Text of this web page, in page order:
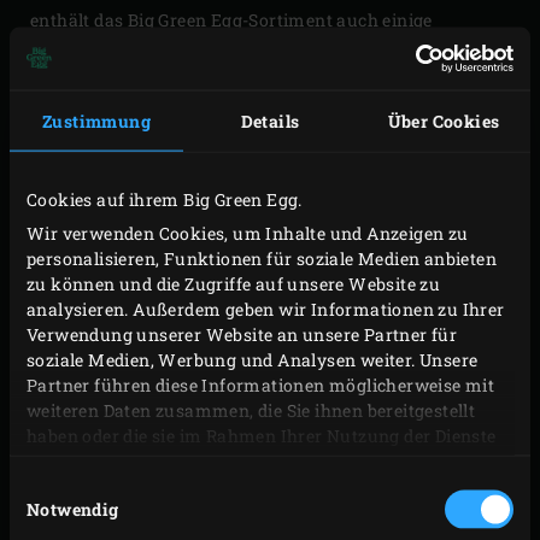
Zustimmung Details Über Cookies
Cookies auf ihrem Big Green Egg.
Wir verwenden Cookies, um Inhalte und Anzeigen zu
personalisieren, Funktionen für soziale Medien anbieten
zu können und die Zugriffe auf unsere Website zu
analysieren. Außerdem geben wir Informationen zu Ihrer
Verwendung unserer Website an unsere Partner für
soziale Medien, Werbung und Analysen weiter. Unsere
Partner führen diese Informationen möglicherweise mit
weiteren Daten zusammen, die Sie ihnen bereitgestellt
haben oder die sie im Rahmen Ihrer Nutzung der Dienste
Notwendig
enthält das Big Green Egg-Sortiment auch einige
originelle Geschenke, die einen Spaßfaktor bieten, aber